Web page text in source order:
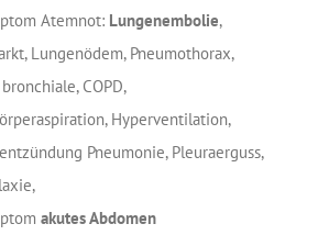
Atemnot: Lungenembolie,
Lungenödem, Pneumothorax,
COPD,
Hyperventilation,
Pneumonie, Pleuraerguss,
akutes Abdomen